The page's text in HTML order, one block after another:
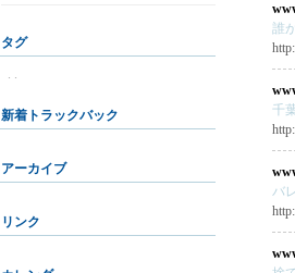
誰
千
バ
タグ
. .
新着トラックバック
アーカイブ
リンク